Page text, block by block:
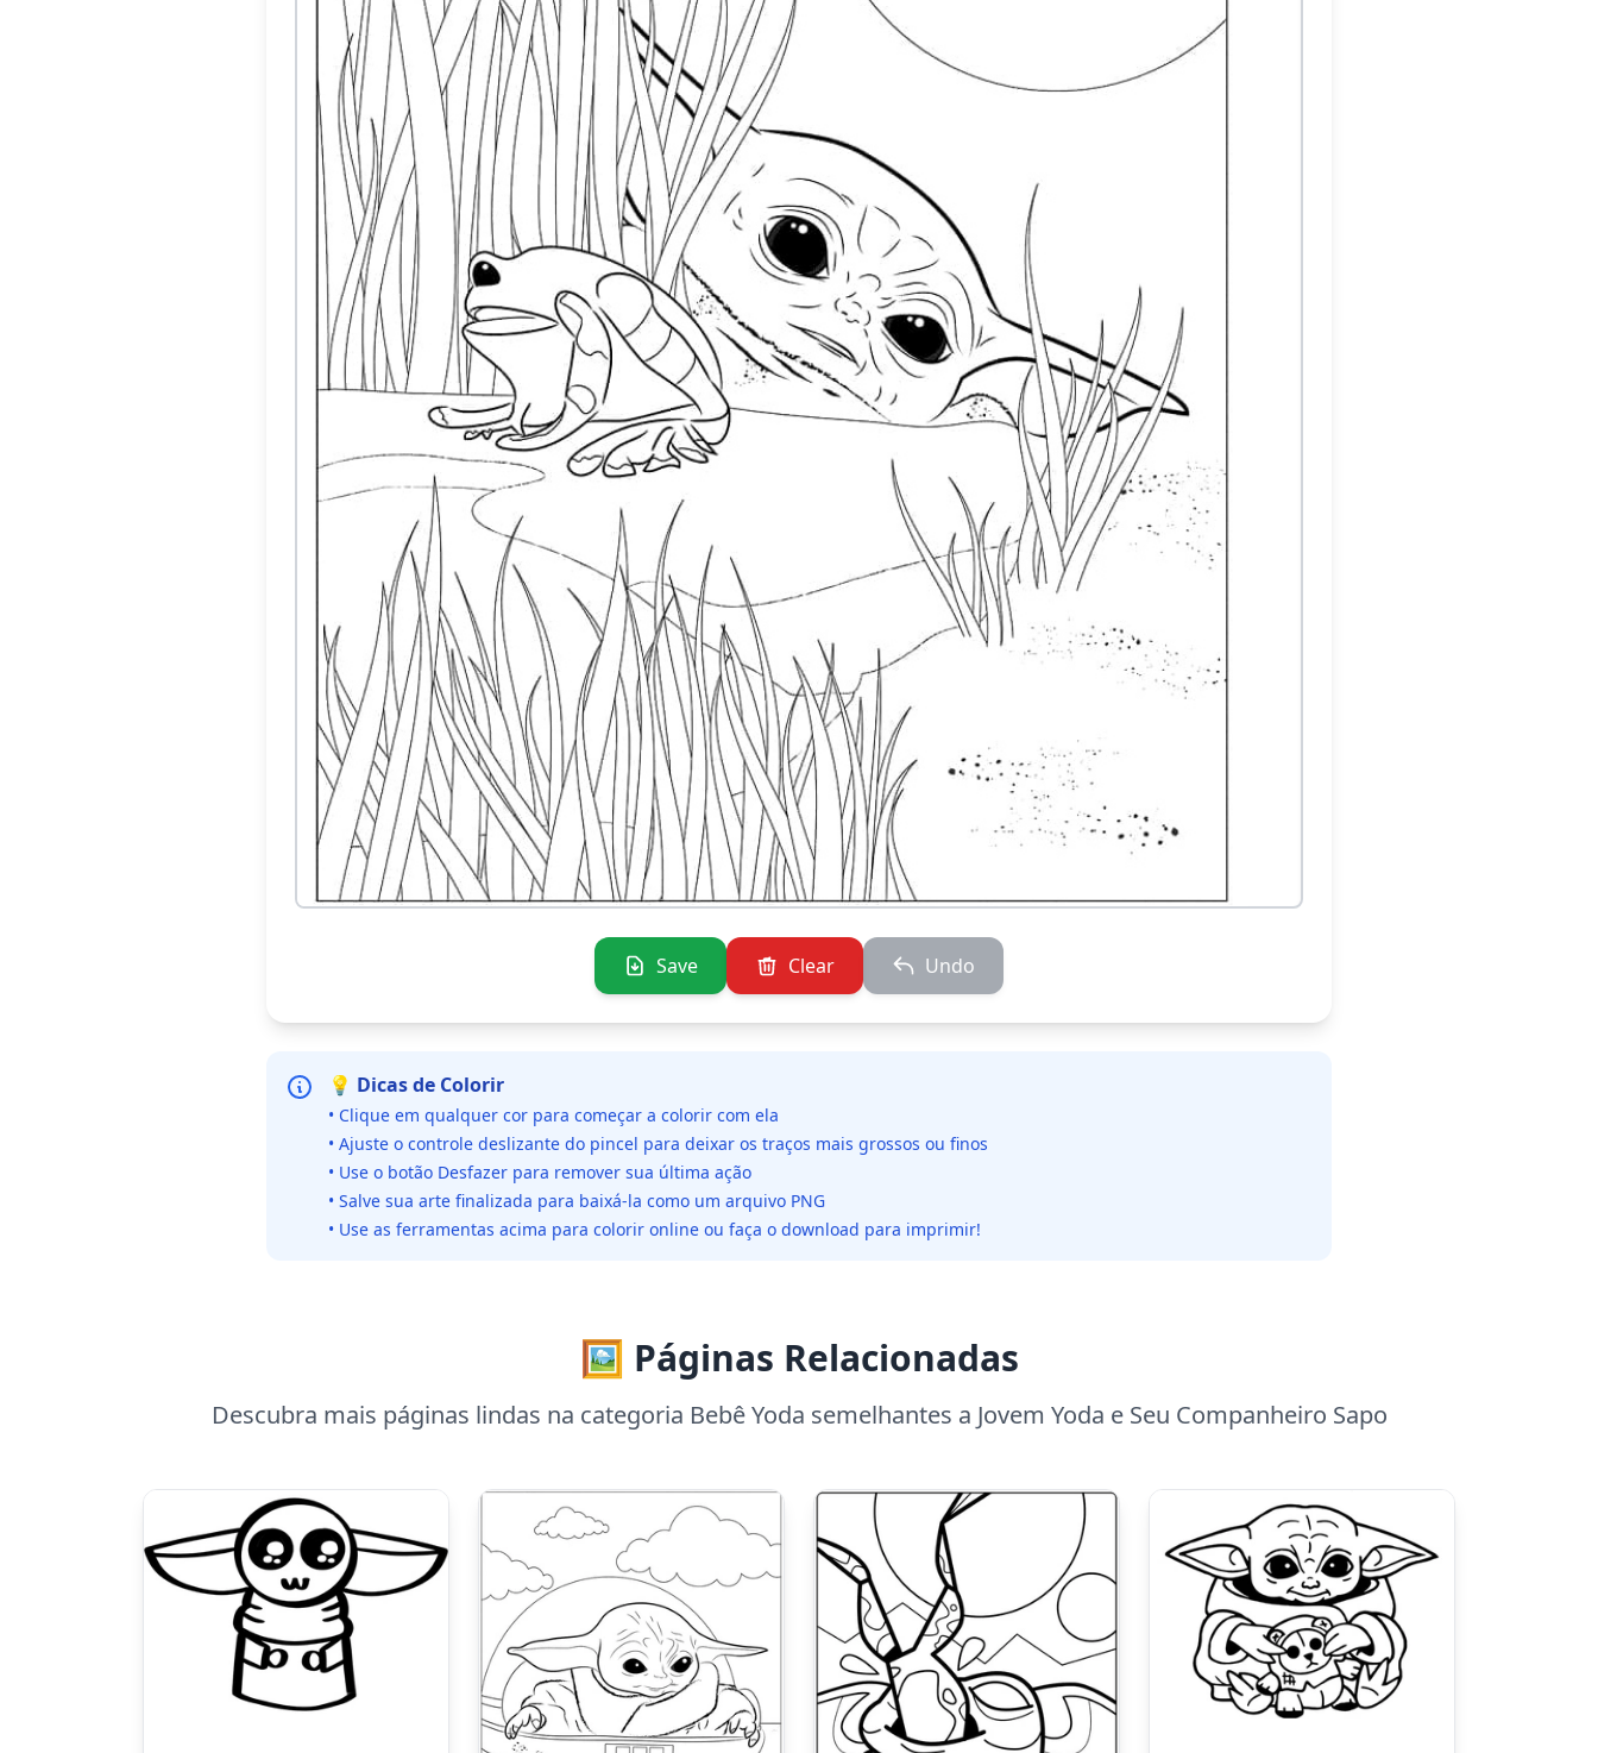
Save Clear Undo
💡 Dicas de Colorir
• Clique em qualquer cor para começar a colorir com ela
• Ajuste o controle deslizante do pincel para deixar os traços mais grossos ou finos
• Use o botão Desfazer para remover sua última ação
• Salve sua arte finalizada para baixá-la como um arquivo PNG
• Use as ferramentas acima para colorir online ou faça o download para imprimir!
🖼️ Páginas Relacionadas
Descubra mais páginas lindas na categoria Bebê Yoda semelhantes a Jovem Yoda e Seu Companheiro Sapo